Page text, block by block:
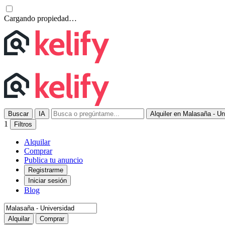
Cargando propiedad…
Buscar IA Alquiler en Malasaña -
1 Filtros
Alquilar
Comprar
Publica tu anuncio
Registrarme
Iniciar sesión
Blog
Alquilar
Comprar